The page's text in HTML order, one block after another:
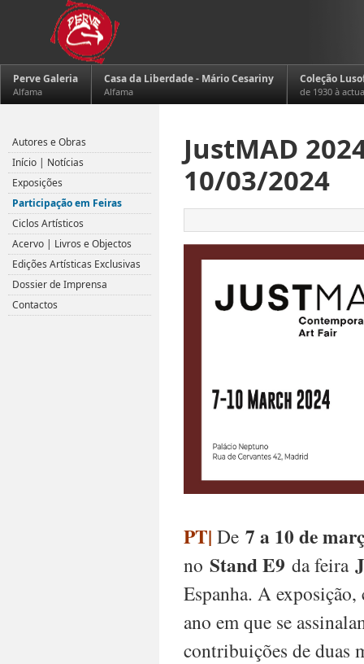
Perve Galeria
Alfama
Casa da Liberdade - Mário Cesariny
Alfama
Coleção
de 1930 à
JustMAD
10/03/2024
PT| De 7 a 10 de
no Stand E9 da feira
Espanha. A exposição,
ano em que se
contribuições de duas
Autores e Obras
Início | Notícias
Exposições
Participação em Feiras
Ciclos Artísticos
Acervo | Livros e Objectos
Edições Artísticas Exclusivas
Dossier de Imprensa
Contactos